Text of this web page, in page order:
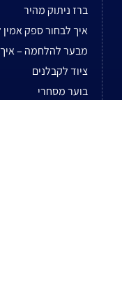
ברז ניתוק מהיר
איך לבחור ספק
מבער להלחמה – איך
ציוד לקבלנים
בוער מסחרי